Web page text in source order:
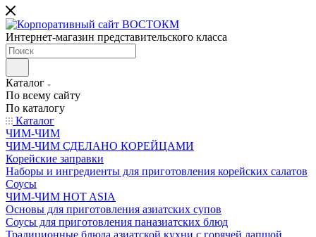
Интернет-магазин представительского класса
Каталог
По всему сайту
По каталогу
Каталог
ЧИМ-ЧИМ
ЧИМ-ЧИМ СДЕЛАНО КОРЕЙЦАМИ
Корейские заправки
Наборы и ингредиенты для приготовления корейских салатов
Соусы
ЧИМ-ЧИМ HOT ASIA
Основы для приготовления азиатских супов
Соусы для приготовления паназиатских блюд
Традиционные блюда азиатской кухни с горячей лапшой